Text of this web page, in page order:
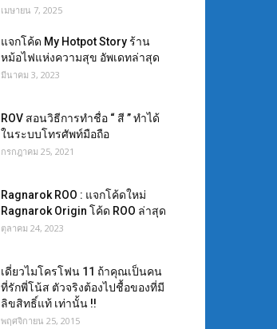
เมษายน 7, 2025
แจกโค้ด My Hotpot Story ร้าน
หม้อไฟแห่งความสุข อัพเดทล่าสุด
มีนาคม 3, 2023
ROV สอนวิธีการทำชื่อ “ สี ” ทำได้
ในระบบโทรศัพท์มือถือ
กรกฎาคม 25, 2021
Ragnarok ROO : แจกโค้ดใหม่
Ragnarok Origin โค้ด ROO ล่าสุด
ตุลาคม 24, 2023
เดี่ยวไมโครโฟน 11 ถ้าคุณเป็นคน
ที่รักพี่โน้ส ตัวจริงต้องไปชื้อของที่มี
ลิขสิทธิ์แท้ เท่านั้น !!
พฤศจิกายน 25, 2015